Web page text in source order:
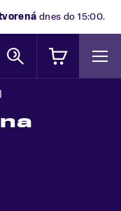
dnes do 15:00.